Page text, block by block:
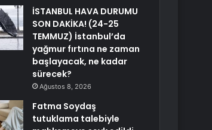
İSTANBUL HAVA DURUMU
SON DAKİKA! (24-25
TEMMUZ) İstanbul’da
yağmur fırtına ne zaman
başlayacak, ne kadar
sürecek?
Ağustos 8, 2026
Fatma Soydaş
tutuklama talebiyle